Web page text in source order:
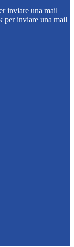
inviare una mail
per inviare una mail